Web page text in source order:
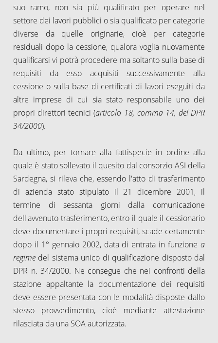
suo ramo, non sia più qualificato per operare nel
settore dei lavori pubblici o sia qualificato per categorie
diverse da quelle originarie, cioè per categorie
residuali dopo la cessione, qualora voglia nuovamente
qualificarsi vi potrà procedere ma soltanto sulla base di
requisiti da esso acquisiti successivamente alla
cessione o sulla base di certificati di lavori eseguiti da
altre imprese di cui sia stato responsabile uno dei
propri direttori tecnici (articolo 18, comma 14, del DPR
34/2000).
Da ultimo, per tornare alla fattispecie in ordine alla
quale è stato sollevato il quesito dal consorzio ASI della
Sardegna, si rileva che, essendo l'atto di trasferimento
di azienda stato stipulato il 21 dicembre 2001, il
termine di sessanta giorni dalla comunicazione
dell'avvenuto trasferimento, entro il quale il cessionario
deve documentare i propri requisiti, scade certamente
dopo il 1° gennaio 2002, data di entrata in funzione a
regime del sistema unico di qualificazione disposto dal
DPR n. 34/2000. Ne consegue che nei confronti della
stazione appaltante la documentazione dei requisiti
deve essere presentata con le modalità disposte dallo
stesso provvedimento, cioè mediante attestazione
rilasciata da una SOA autorizzata.